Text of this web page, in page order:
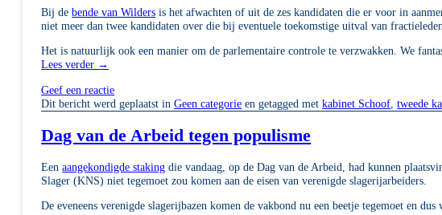
Bij debende van Wilders is het afwachten of uit de zes kandidaten die er voor in
niet meer dan twee kandidaten over die bij eventuele toekomstige uitval van
Het is natuurlijk ook een manier om de parlementaire controle te verzwakken. We
Lees verder →
Geef een reactie
Dit bericht werd geplaatst inGeen categorie en getagged metkabinet Schoof ,tweede
Dag van de Arbeid tegen populisme
Eenaangekondigde staking die vandaag, op de Dag van de Arbeid, had kunnen
Slager (KNS) niet tegemoet zou komen aan de eisen van verenigde slagerijarbeiders.
De eveneens verenigde slagerijbazen komen de vakbond nu een beetje tegemoet en